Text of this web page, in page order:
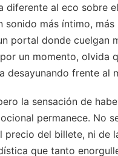
diferente al eco sobre
sonido más íntimo, más
portal donde cuelgan
un momento, olvida
desayunando frente al
la sensación de
permanece. No
precio del billete, ni de
que tanto